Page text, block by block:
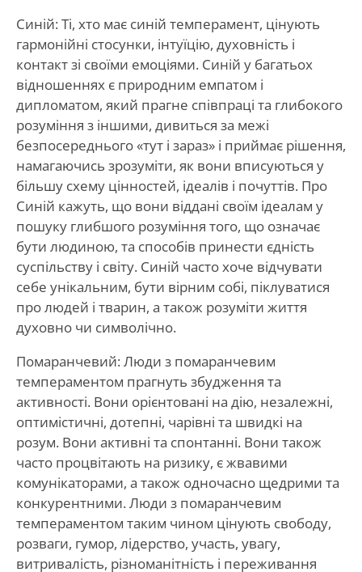
Синій: Ті, хто має синій темперамент, цінують
гармонійні стосунки, інтуїцію, духовність і
контакт зі своїми емоціями. Синій у багатьох
відношеннях є природним емпатом і
дипломатом, який прагне співпраці та глибокого
розуміння з іншими, дивиться за межі
безпосереднього «тут і зараз» і приймає рішення,
намагаючись зрозуміти, як вони вписуються у
більшу схему цінностей, ідеалів і почуттів. Про
Синій кажуть, що вони віддані своїм ідеалам у
пошуку глибшого розуміння того, що означає
бути людиною, та способів принести єдність
суспільству і світу. Синій часто хоче відчувати
себе унікальним, бути вірним собі, піклуватися
про людей і тварин, а також розуміти життя
духовно чи символічно.
Помаранчевий: Люди з помаранчевим
темпераментом прагнуть збудження та
активності. Вони орієнтовані на дію, незалежні,
оптимістичні, дотепні, чарівні та швидкі на
розум. Вони активні та спонтанні. Вони також
часто процвітають на ризику, є жвавими
комунікаторами, а також одночасно щедрими та
конкурентними. Люди з помаранчевим
темпераментом таким чином цінують свободу,
розваги, гумор, лідерство, участь, увагу,
витривалість, різноманітність і переживання